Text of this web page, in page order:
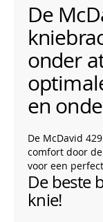
De
onder
en
De McDavid
comfort door
voor een
De beste
knie!